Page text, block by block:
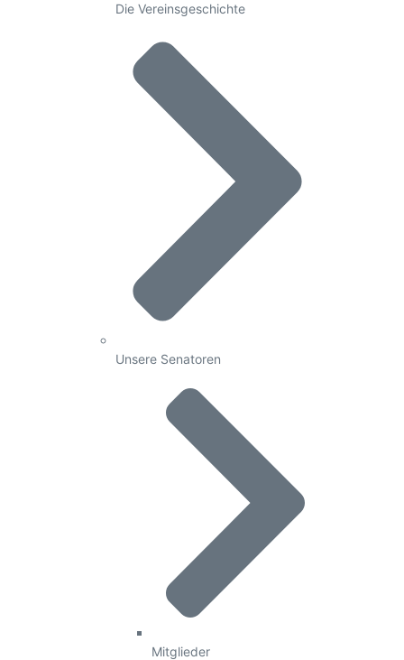
Die Vereinsgeschichte
Unsere Senatoren
Mitglieder